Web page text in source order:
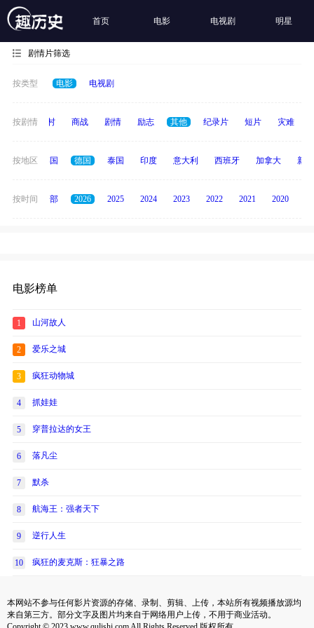
首页 电影 电视剧 明星
剧情片筛选
按类型 电影 电视剧
按剧情
历史 乡村 商战 剧情 励志 其他 纪录片 短片 灾难
按地区
日本 韩国 德国 泰国 印度 意大利 西班牙 加拿大 新
按时间 全部 2026 2025 2024 2023 2022 2021 2020
电影榜单
1 山河故人
2 爱乐之城
3 疯狂动物城
4 抓娃娃
5 穿普拉达的女王
6 落凡尘
7 默杀
8 航海王：强者天下
9 逆行人生
10 疯狂的麦克斯：狂暴之路
本网站不参与任何影片资源的存储、录制、剪辑、上传，本站所有视频播放源均
来自第三方。部分文字及图片均来自于网络用户上传，不用于商业活动。